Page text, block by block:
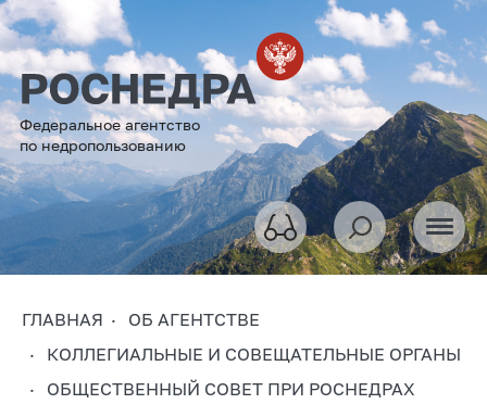
Федеральное агентство
по недропользованию
ГЛАВНАЯ
ОБ АГЕНТСТВЕ
КОЛЛЕГИАЛЬНЫЕ И СОВЕЩАТЕЛЬНЫЕ ОРГАНЫ
ОБЩЕСТВЕННЫЙ СОВЕТ ПРИ РОСНЕДРАХ